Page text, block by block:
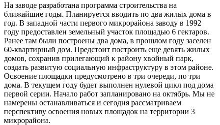
На заводе разработана программа строительства на
ближайшие годы. Планируется вводить по два жилых дома в
год. В западной части первого микрорайона заводу в 1992
году предоставлен земельный участок площадью 6 гектаров.
Ранее там были построены два дома, в прошлом году заселен
60-квартирный дом. Предстоит построить еще девять жилых
домов, сохранив прилегающий к району хвойный парк,
создать развитую социальную инфраструктуру в этом районе.
Освоение площадки предусмотрено в три очереди, по три
дома. В текущем году будет выполнен нулевой цикл под дома
первой серии. Начало работ запланировано на октябрь. Мы не
намерены останавливаться и сегодня рассматриваем
перспективу освоения новых площадок на территории 3
микрорайона.